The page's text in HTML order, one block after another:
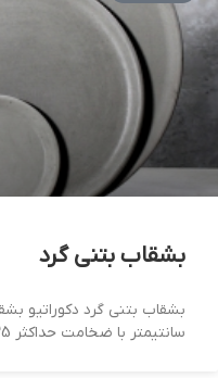
بشقاب بتنی گرد
سانتیمتر با ضخامت حداکثر 25 میلیمتر و لبه